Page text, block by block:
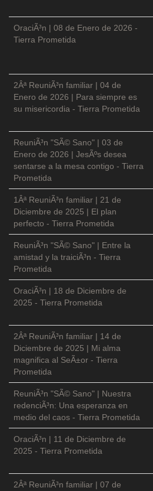
OraciÃ³n | 08 de Enero de 2026 -
Tierra Prometida
2Âª ReuniÃ³n familiar | 04 de
Enero de 2026 | Para siempre es
su misericordia - Tierra Prometida
ReuniÃ³n "SÃ© Sano" | 03 de
Enero de 2026 | JesÃºs desea
sentarse a la mesa contigo - Tierra
Prometida
1Âª ReuniÃ³n familiar | 21 de
Diciembre de 2025 | El plan
perfecto - Tierra Prometida
ReuniÃ³n "SÃ© Sano" | Entre la
amistad y la traiciÃ³n - Tierra
Prometida
OraciÃ³n | 18 de Diciembre de
2025 - Tierra Prometida
2Âª ReuniÃ³n familiar | 14 de
Diciembre de 2025 | Mi alma
magnifica al SeÃ±or - Tierra
Prometida
ReuniÃ³n "SÃ© Sano" | Nuestra
redenciÃ³n: Una esperanza en
medio del caos - Tierra Prometida
OraciÃ³n | 11 de Diciembre de
2025 - Tierra Prometida
2Âª ReuniÃ³n familiar | 07 de